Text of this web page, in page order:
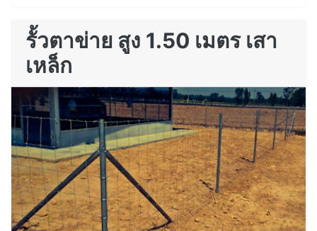
รั้วตาข่าย สูง 1.50 เมตร เสา
เหล็ก